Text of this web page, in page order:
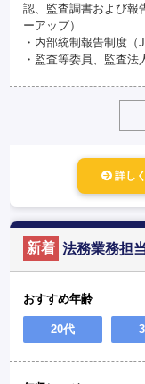
認、監査調書および報
ーアップ）
・内部統制報告制度
・監査等委員、監査法
詳し
新着 法務業務担
おすすめ年齢
20代